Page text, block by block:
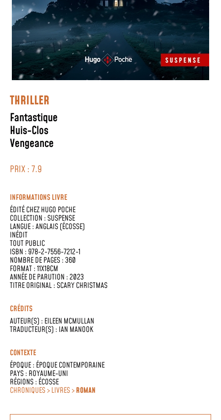
THRILLER
Fantastique
Huis-Clos
Vengeance
PRIX : 7.9
INFORMATIONS LIVRE
ÉDITÉ CHEZHUGO POCHE
COLLECTION :SUSPENSE
LANGUE :ANGLAIS (ÉCOSSE)
INÉDIT
TOUT PUBLIC
ISBN : 978-2-7556-7212-1
NOMBRE DE PAGES : 360
FORMAT : 11X18CM
ANNÉE DE PARUTION : 2023
TITRE ORIGINAL : SCARY CHRISTMAS
CRÉDITS
AUTEUR(S) : EILEEN MCMULLAN
TRADUCTEUR(S) : IAN MANOOK
CONTEXTE
ÉPOQUE : ÉPOQUE CONTEMPORAINE
PAYS : ROYAUME-UNI
RÉGIONS : ÉCOSSE
CHRONIQUES > LIVRES >ROMAN